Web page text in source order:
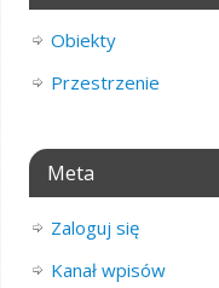
Obiekty
Przestrzenie
Meta
Zaloguj się
Kanał wpisów